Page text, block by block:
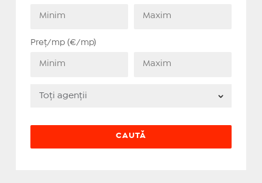
Preț/mp (€/mp)